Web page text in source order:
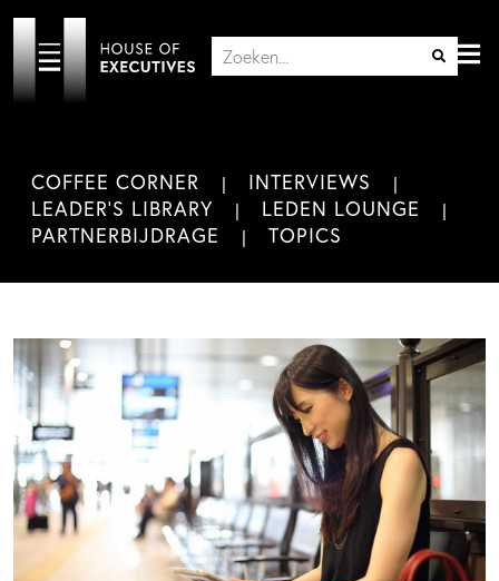
COFFEE CORNER
INTERVIEWS
LEADER'S LIBRARY
LEDEN LOUNGE
PARTNERBIJDRAGE
TOPICS